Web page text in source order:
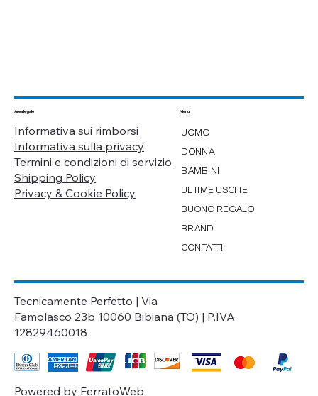
Area legale
Informativa sui rimborsi
Informativa sulla privacy
Termini e condizioni di servizio
Shipping Policy
Privacy & Cookie Policy
Menu
UOMO
DONNA
BAMBINI
ULTIME USCITE
BUONO REGALO
BRAND
CONTATTI
Tecnicamente Perfetto | Via
Famolasco 23b 10060 Bibiana (TO) | P.IVA
12829460018
Powered by FerratoWeb